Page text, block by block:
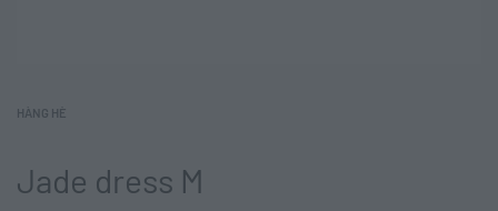
HÀNG HÈ
Jade dress M